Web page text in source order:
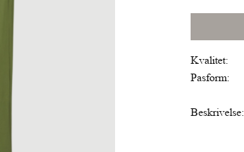
Kvalitet:
Pasform:
Beskrivelse: